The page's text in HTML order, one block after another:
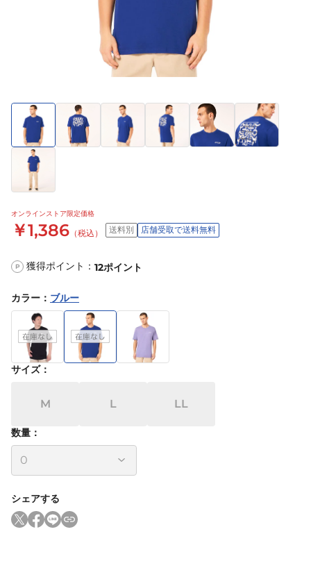
オンラインストア限定価格
￥1,386 （税込） 送料別 店舗受取で送料無料
P 獲得ポイント： 12ポイント
カラー ： ブルー
サイズ：
M L LL
数量：
シェアする